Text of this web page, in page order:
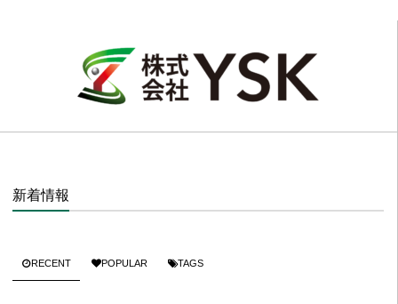
新着情報
RECENT POPULAR TAGS